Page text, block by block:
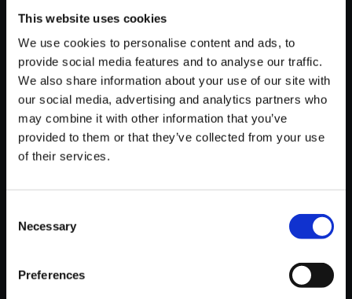
This website uses cookies
We use cookies to personalise content and ads, to
provide social media features and to analyse our traffic.
We also share information about your use of our site with
our social media, advertising and analytics partners who
may combine it with other information that you’ve
provided to them or that they’ve collected from your use
of their services.
Selection
Necessary
Preferences
【単曲】ロックマン5 サウンド
コレクション NAPALM MAN S
TAGE